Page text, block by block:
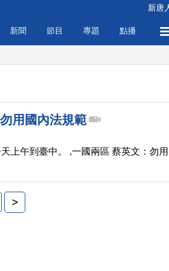
新唐
新聞 節目 專題 點播
用國內法規範
上午到臺中。 ,一國兩區 蔡英文：勿用
>